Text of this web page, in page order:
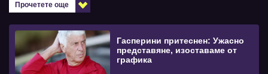
Прочетете още
Гасперини притеснен: Ужасно
представяне, изоставаме от
графика